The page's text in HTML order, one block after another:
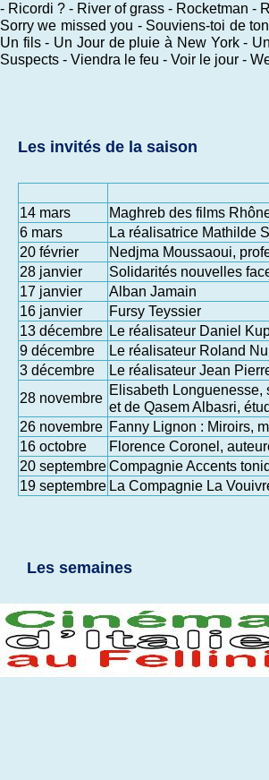
- Ricordi ? - River of grass - Rocketman -
Sorry we missed you - Souviens-toi de
Un fils - Un Jour de pluie à New York -
Suspects - Viendra le feu - Voir le jour -
Les invités de la saison
14 mars Maghreb des films
6 mars
La réalisatrice Mathilde
20 février
Nedjma Moussaoui,
28 janvier
Solidarités nouvelles
17 janvier
Alban Jamain
16 janvier
Fursy Teyssier
13 décembre Le réalisateur Daniel
9 décembre
Le réalisateur Roland
3 décembre
Le réalisateur Jean
28 novembre
Elisabeth
et de Qasem Albasri,
26 novembre Fanny Lignon : Miroirs,
16 octobre
Florence Coronel,
20 septembreCompagnie Accents
19 septembre La Compagnie La
Les semaines